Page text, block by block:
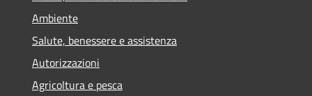
Ambiente
Salute, benessere e assistenza
Autorizzazioni
Agricoltura e pesca